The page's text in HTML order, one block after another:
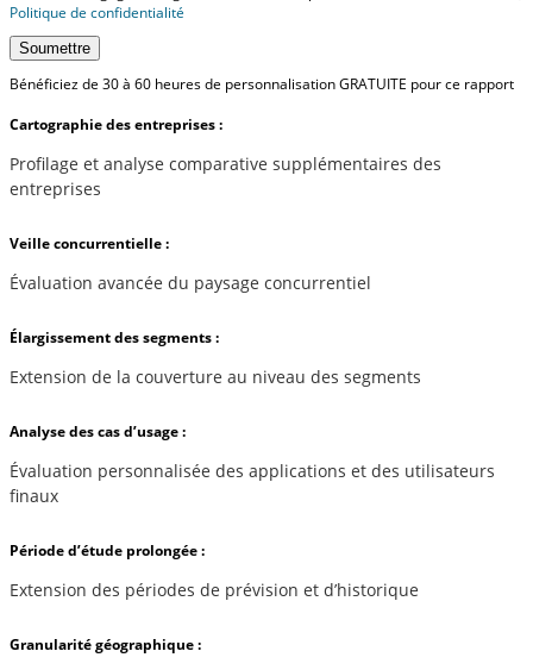
Politique de confidentialité
Soumettre
Bénéficiez de 30 à 60 heures de personnalisation GRATUITE pour ce rapport
Cartographie des entreprises :
Profilage et analyse comparative supplémentaires des
entreprises
Veille concurrentielle :
Évaluation avancée du paysage concurrentiel
Élargissement des segments :
Extension de la couverture au niveau des segments
Analyse des cas d’usage :
Évaluation personnalisée des applications et des utilisateurs
finaux
Période d’étude prolongée :
Extension des périodes de prévision et d’historique
Granularité géographique :